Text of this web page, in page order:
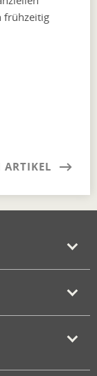
frühzeitig
ARTIKEL